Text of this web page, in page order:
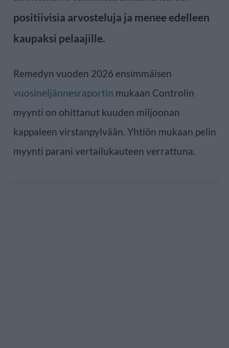
positiivisia arvosteluja ja menee edelleen
kaupaksi pelaajille.
Remedyn vuoden 2026 ensimmäisen
vuosineljännesraportin mukaan Controlin
myynti on ohittanut kuuden miljoonan
kappaleen virstanpylvään. Yhtiön mukaan pelin
myynti parani vertailukauteen verrattuna.